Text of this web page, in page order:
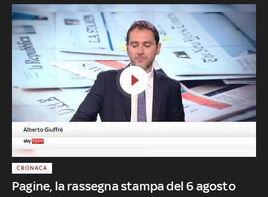
Pagine, la rassegna stampa del 6 agosto
CRONACA